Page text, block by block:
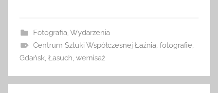
Fotografia Wydarzenia
Centrum Sztuki Współczesnej Łaźnia fotografie,
Gdańsk Łasuch wernisaż